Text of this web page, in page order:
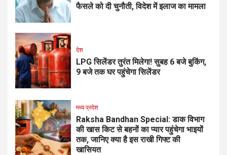
फैसले को दी चुनौती, विदेश में इलाज का मामला
देश
LPG सिलेंडर तुरंत मिलेगा! सुबह 6 बजे बुकिंग,
9 बजे तक घर पहुंचेगा सिलेंडर
मध्य प्रदेश
Raksha Bandhan Special: डाक विभाग
की खास किट से बहनों का प्यार पहुंचेगा भाइयों
तक, जानिए क्या है इस राखी गिफ्ट की
खासियत